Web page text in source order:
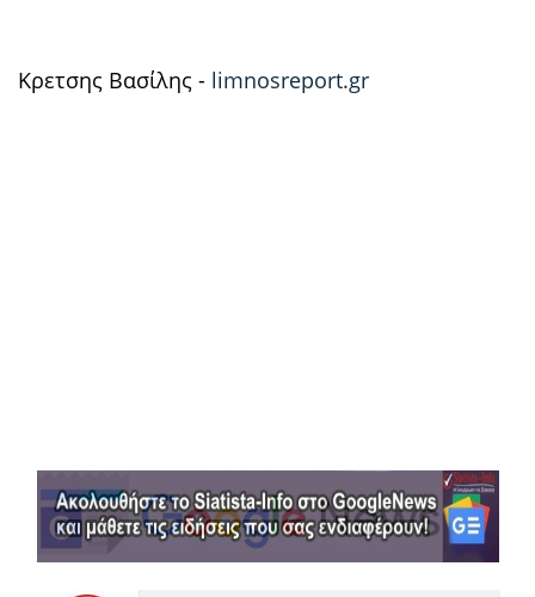
Κρετσης Βασίλης - limnosreport.gr